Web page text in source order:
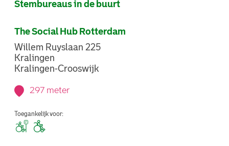
Stembureaus in de buurt
The Social Hub Rotterdam
Willem Ruyslaan 225
Kralingen
Kralingen-Crooswijk
297 meter
Toegankelijk voor: